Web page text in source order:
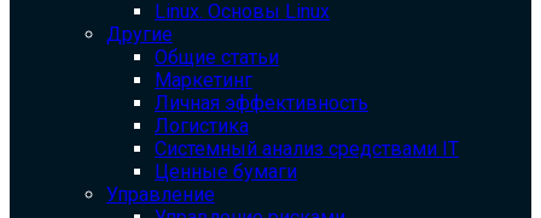
Linux. Основы Linux
Другие
Общие статьи
Маркетинг
Личная эффективность
Логистика
Системный анализ средствами IT
Ценные бумаги
Управление